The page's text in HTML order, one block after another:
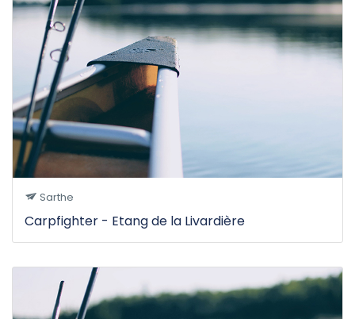
Sarthe
Carpfighter - Etang de la Livardière